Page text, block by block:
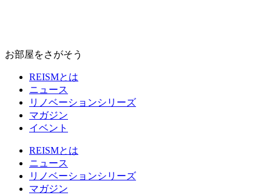
お部屋をさがそう
REISMとは
ニュース
リノベーションシリーズ
マガジン
イベント
REISMとは
ニュース
リノベーションシリーズ
マガジン